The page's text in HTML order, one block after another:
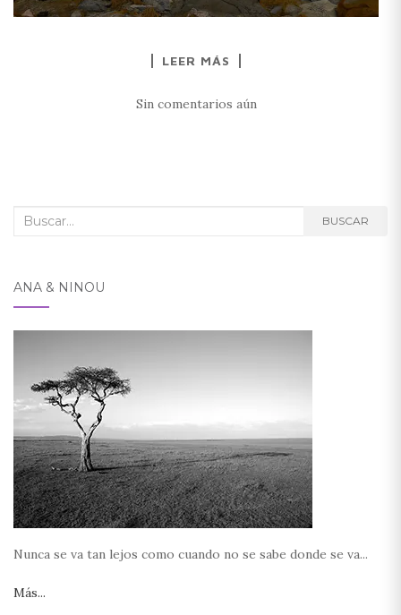
LEER MÁS
Sin comentarios aún
Buscar: BUSCAR
ANA & NINOU
Nunca se va tan lejos como cuando no se sabe donde se va...
Más...